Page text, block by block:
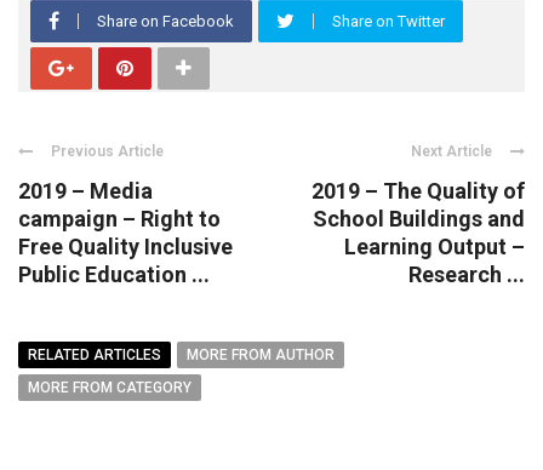
Share on Facebook Share on Twitter
Previous Article
2019 – Media
campaign – Right to
Free Quality Inclusive
Public Education ...
Next Article
2019 – The Quality of
School Buildings and
Learning Output –
Research ...
RELATED ARTICLES
MORE FROM AUTHOR
MORE FROM CATEGORY